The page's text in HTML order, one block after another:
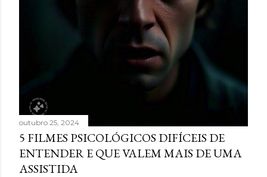
outubro 25, 2024
5 FILMES PSICOLÓGICOS DIFÍCEIS DE
ENTENDER E QUE VALEM MAIS DE UMA
ASSISTIDA